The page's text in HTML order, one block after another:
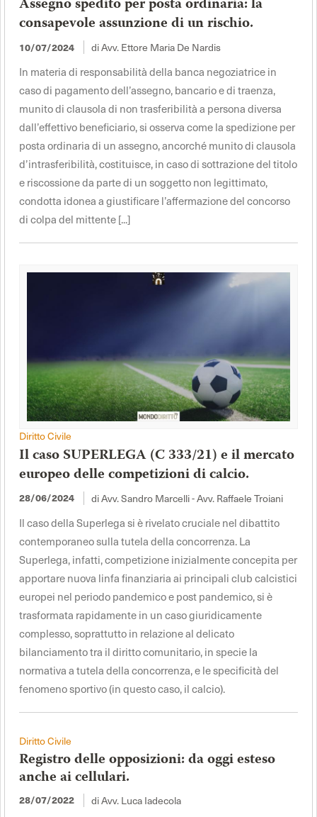
Assegno spedito per posta ordinaria: la
consapevole assunzione di un rischio.
10/07/2024 di Avv. Ettore Maria De Nardis
In materia di responsabilità della banca negoziatrice in
caso di pagamento dell’assegno, bancario e di traenza,
munito di clausola di non trasferibilità a persona diversa
dall’effettivo beneficiario, si osserva come la spedizione per
posta ordinaria di un assegno, ancorché munito di clausola
d’intrasferibilità, costituisce, in caso di sottrazione del titolo
e riscossione da parte di un soggetto non legittimato,
condotta idonea a giustificare l’affermazione del concorso
di colpa del mittente [...]
Diritto Civile
Il caso SUPERLEGA (C 333/21) e il mercato
europeo delle competizioni di calcio.
28/06/2024 di Avv. Sandro Marcelli - Avv. Raffaele Troiani
Il caso della Superlega si è rivelato cruciale nel dibattito
contemporaneo sulla tutela della concorrenza. La
Superlega, infatti, competizione inizialmente concepita per
apportare nuova linfa finanziaria ai principali club calcistici
europei nel periodo pandemico e post pandemico, si è
trasformata rapidamente in un caso giuridicamente
complesso, soprattutto in relazione al delicato
bilanciamento tra il diritto comunitario, in specie la
normativa a tutela della concorrenza, e le specificità del
fenomeno sportivo (in questo caso, il calcio).
Diritto Civile
Registro delle opposizioni: da oggi esteso
anche ai cellulari.
28/07/2022 di Avv. Luca Iadecola